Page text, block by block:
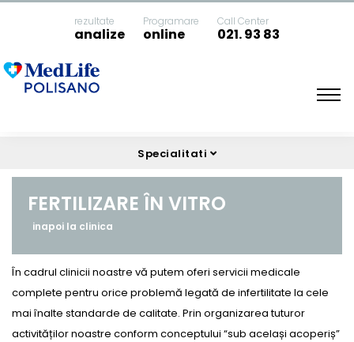
rezultate
analize
Programare
online
Call Center
021. 93 83
Specialitati
FERTILIZARE ÎN VITRO
inapoi la clinica
În cadrul clinicii noastre vă putem oferi servicii medicale
complete pentru orice problemă legată de infertilitate la cele
mai înalte standarde de calitate. Prin organizarea tuturor
activităților noastre conform conceptului “sub același acoperiș”